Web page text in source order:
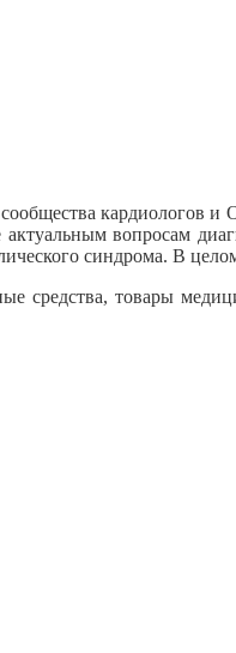
кардиологов
вопросам
синдрома. В
товары